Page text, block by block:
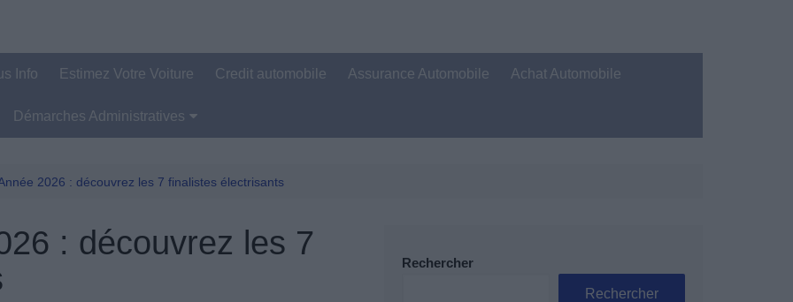
Info Estimez Votre Voiture Credit automobile Assurance Automobile Achat Automobile
Démarches Administratives
Permis De Conduire
2026 : découvrez les 7 finalistes électrisants
: découvrez les 7
Rechercher
Rechercher